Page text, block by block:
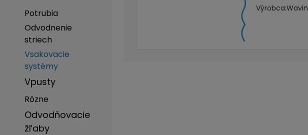
Potrubia
Odvodnenie
striech
Vsakovacie
systémy
Vpusty
Rôzne
Odvodňovacie
žľaby
Výrobca:Wavin